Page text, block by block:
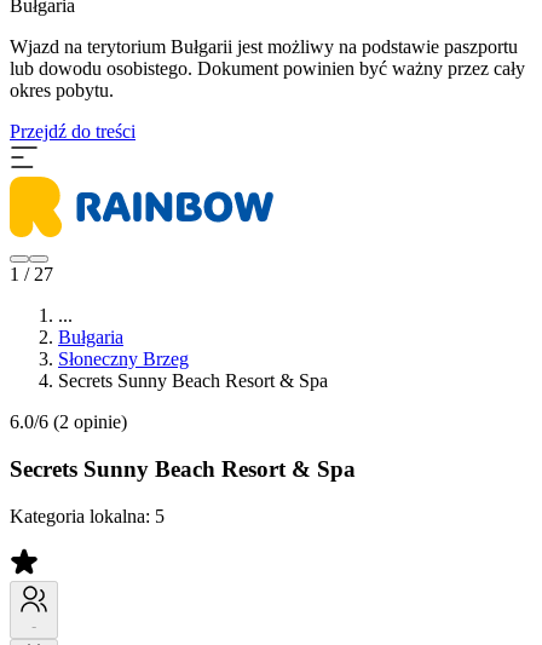
Bułgaria
Wjazd na terytorium Bułgarii jest możliwy na podstawie paszportu
lub dowodu osobistego. Dokument powinien być ważny przez cały
okres pobytu.
Przejdź do treści
1 / 27
...
Bułgaria
Słoneczny Brzeg
Secrets Sunny Beach Resort & Spa
6.0/6 (2 opinie)
Secrets Sunny Beach Resort & Spa
Kategoria lokalna: 5
-